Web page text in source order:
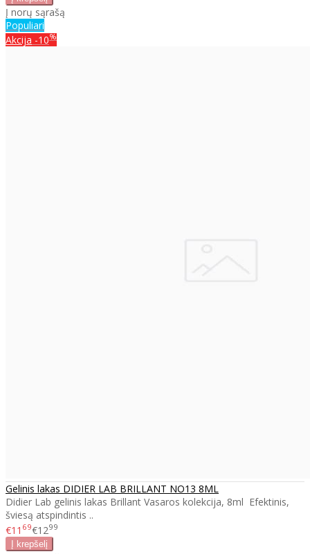
Į norų sąrašą
Populiari
Akcija -10%
Gelinis lakas DIDIER LAB BRILLANT NO13 8ML
Didier Lab gelinis lakas Brillant Vasaros kolekcija, 8ml Efektinis,
šviesą atspindintis ..
€11 69€1299